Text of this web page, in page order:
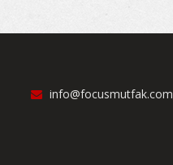
info@focusmutfak.com